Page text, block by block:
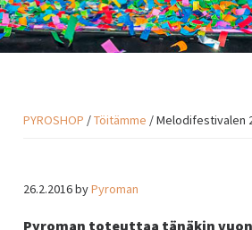
PYROSHOP /Töitämme / Melodifestivalen
26.2.2016byPyroman
Pyroman toteuttaa tänäkin